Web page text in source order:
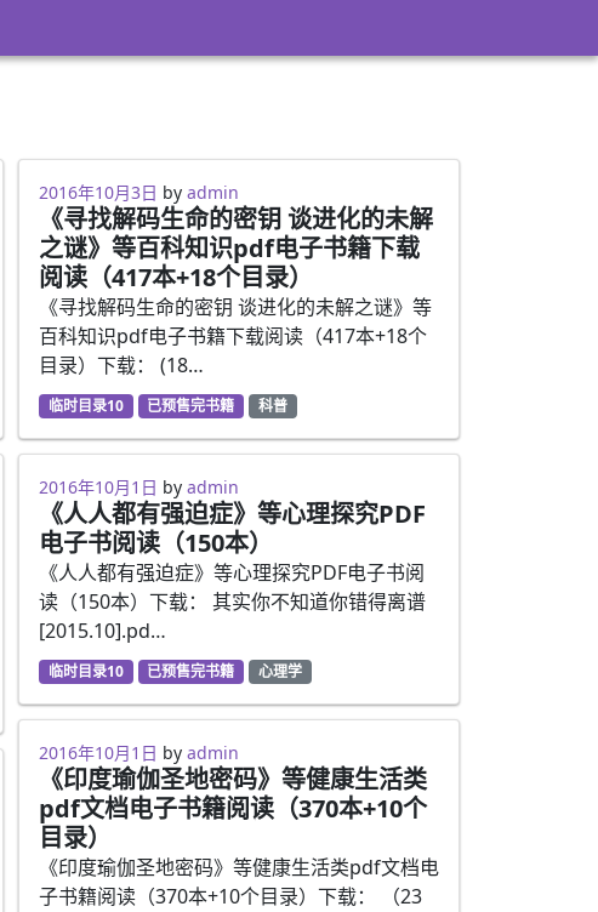
2016年10月3日 by admin
《寻找解码生命的密钥 谈进化的未解
之谜》等百科知识pdf电子书籍下载
阅读（417本+18个目录）
《寻找解码生命的密钥 谈进化的未解之谜》等
百科知识pdf电子书籍下载阅读（417本+18个
目录）下载： (18…
临时目录10 已预售完书籍 科普
2016年10月1日 by admin
《人人都有强迫症》等心理探究PDF
电子书阅读（150本）
《人人都有强迫症》等心理探究PDF电子书阅
读（150本）下载： 其实你不知道你错得离谱
[2015.10].pd…
临时目录10 已预售完书籍 心理学
2016年10月1日 by admin
《印度瑜伽圣地密码》等健康生活类
pdf文档电子书籍阅读（370本+10个
目录）
《印度瑜伽圣地密码》等健康生活类pdf文档电
子书籍阅读（370本+10个目录）下载： （23